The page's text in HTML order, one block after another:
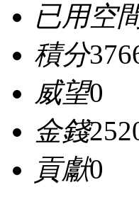
已用空
積分
威望0
金錢
貢獻0